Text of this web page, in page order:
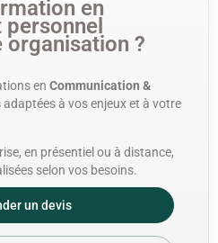
en
personnel
organisation ?
en Communication &
adaptées à vos enjeux et à votre
en présentiel ou à distance,
selon vos besoins.
un devis